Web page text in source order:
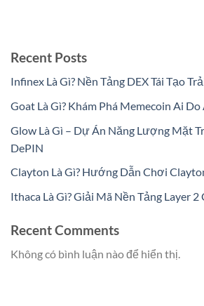
Recent Posts
Infinex Là Gì? Nền Tảng DEX Tái Tạo
Goat Là Gì? Khám Phá Memecoin Ai Do
Glow Là Gì – Dự Án Năng Lượng Mặt
DePIN
Clayton Là Gì? Hướng Dẫn Chơi
Ithaca Là Gì? Giải Mã Nền Tảng Layer 2
Recent Comments
Không có bình luận nào để hiển thị.